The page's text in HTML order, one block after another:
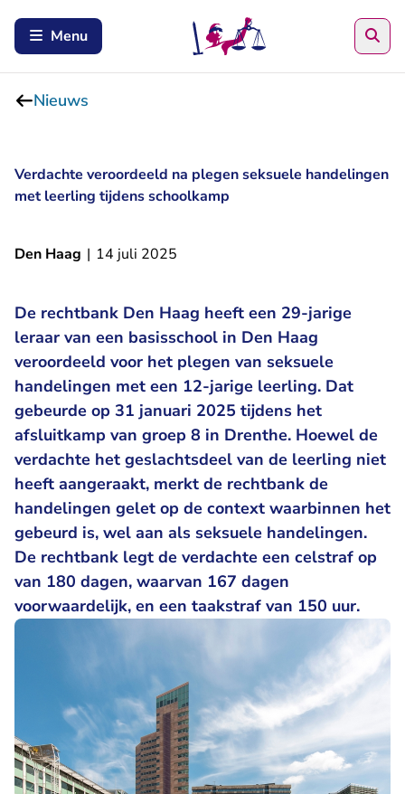
Menu
Nieuws
Verdachte veroordeeld na plegen seksuele handelingen
met leerling tijdens schoolkamp
Den Haag | 14 juli 2025
De rechtbank Den Haag heeft een 29-jarige
leraar van een basisschool in Den Haag
veroordeeld voor het plegen van seksuele
handelingen met een 12-jarige leerling. Dat
gebeurde op 31 januari 2025 tijdens het
afsluitkamp van groep 8 in Drenthe. Hoewel de
verdachte het geslachtsdeel van de leerling niet
heeft aangeraakt, merkt de rechtbank de
handelingen gelet op de context waarbinnen het
gebeurd is, wel aan als seksuele handelingen.
De rechtbank legt de verdachte een celstraf op
van 180 dagen, waarvan 167 dagen
voorwaardelijk, en een taakstraf van 150 uur.